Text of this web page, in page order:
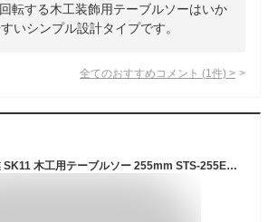
転する木工装飾用テーブルソーはいか
いシンプル設計タイプです。
全てのおすすめコメント (1 件) >
【即日出荷】藤原産業 SK11 木工用テーブルソー 255mm STS-255ET【沖縄・離島配送不可】